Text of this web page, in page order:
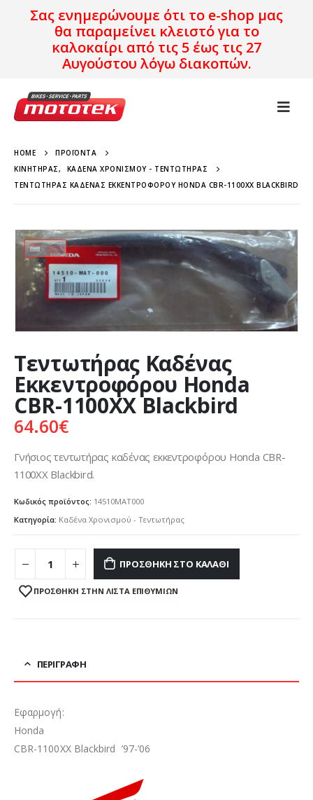
Σας ενημερώνουμε ότι το e-shop μας
θα παραμείνει κλειστό για το
καλοκαίρι από τις 5 έως τις 27
Αυγούστου λόγω διακοπών.
HOME
ΠΡΟΪΌΝΤΑ
ΚΙΝΗΤΉΡΑΣ,
ΚΑΔΈΝΑ ΧΡΟΝΙΣΜΟΎ - ΤΕΝΤΩΤΉΡΑΣ
ΤΕΝΤΩΤΉΡΑΣ ΚΑΔΈΝΑΣ ΕΚΚΕΝΤΡΟΦΌΡΟΥ HONDA CBR-1100XX BLACKBIRD
Τεντωτήρας Καδένας
Εκκεντροφόρου Honda
CBR-1100XX Blackbird
64.60€
Γνήσιος τεντωτήρας καδένας εκκεντροφόρου Honda CBR-
1100XX Blackbird.
Κωδικός προϊόντος: 14510MAT000
Κατηγορία: Καδένα Χρονισμού - Τεντωτήρας
ΠΡΟΣΘΉΚΗ ΣΤΟ ΚΑΛΆΘΙ
ΠΡΌΣΘΉΚΗ ΣΤΗΝ ΛΊΣΤΑ ΕΠΙΘΥΜΙΏΝ
ΠΕΡΙΓΡΑΦΉ
Εφαρμογή:
Honda
CBR-1100XX Blackbird ’97-’06